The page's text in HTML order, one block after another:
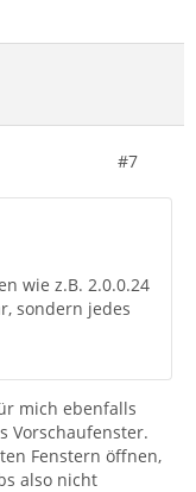
#7
wie z.B. 2.0.0.24
sondern jedes
mich ebenfalls
Vorschaufenster.
Fenstern öffnen,
also nicht